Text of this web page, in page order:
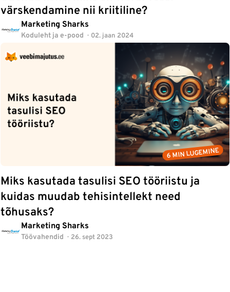
värskendamine nii kriitiline?
Marketing Sharks
Koduleht ja e-pood 02. jaan 2024
6 MIN LUGEMINE
Miks kasutada tasulisi SEO tööriistu ja
kuidas muudab tehisintellekt need
tõhusaks?
Marketing Sharks
Töövahendid 26. sept 2023